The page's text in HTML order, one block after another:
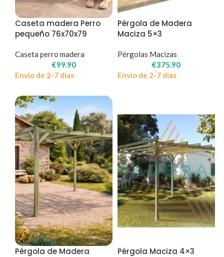
Caseta madera Perro
pequeño 76x70x79
Caseta perro madera
€99.90
Envio de 2-7 dias
Pérgola de Madera
Maciza 5×3
Pérgolas Macizas
€375.90
Envio de 2-7 dias
Pérgola de Madera
Pérgola Maciza 4×3